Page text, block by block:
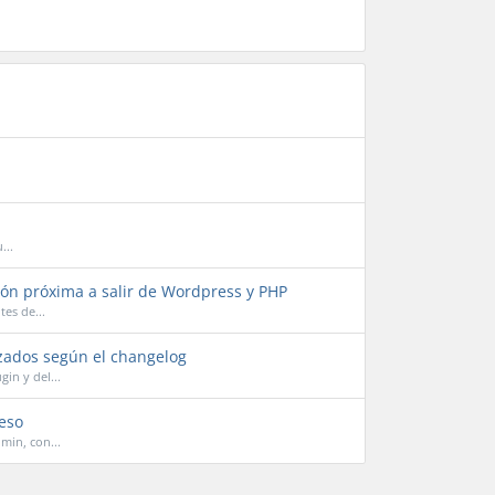
próxima a salir de Wordpress y PHP
de...
según el changelog
y del...
con...